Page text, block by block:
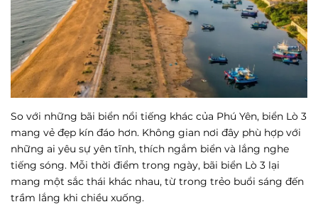
So với những bãi biển nổi tiếng khác của Phú Yên, biển Lò 3
mang vẻ đẹp kín đáo hơn. Không gian nơi đây phù hợp với
những ai yêu sự yên tĩnh, thích ngắm biển và lắng nghe
tiếng sóng. Mỗi thời điểm trong ngày, bãi biển Lò 3 lại
mang một sắc thái khác nhau, từ trong trẻo buổi sáng đến
trầm lắng khi chiều xuống.